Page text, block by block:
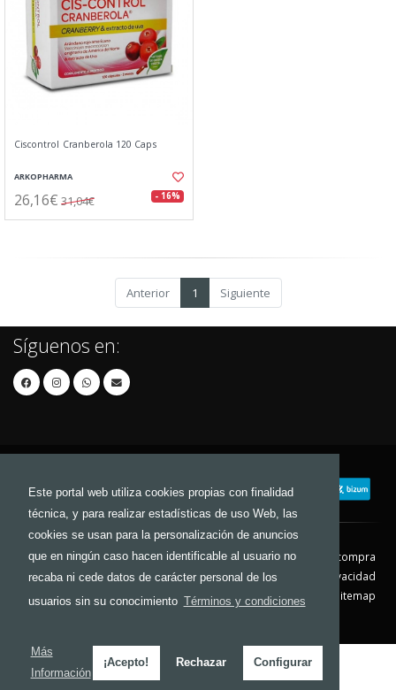
Este portal web utiliza cookies propias con finalidad
técnica, y para realizar estadísticas de uso Web, las
cookies se usan para la personalización de anuncios
que en ningún caso hacen identificable al usuario no
recaba ni cede datos de carácter personal de los
usuarios sin su conocimiento Términos y condiciones
Más
Información
¡Acepto! Rechazar Configurar
Ciscontrol Cranberola 120 Caps
ARKOPHARMA
26,16€ 31,04€ - 16%
Anterior 1 Siguiente
Síguenos en:
Contacto Aviso Legal
Condiciones de compra
Política de envíos
Política de devolución
Política de Privacidad
Política de Cookies
Sitemap